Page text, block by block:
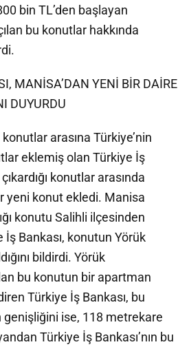
bin TL’den başlayan
bu konutlar hakkında
MANİSA’DAN YENİ BİR DAİRE
DUYURDU
konutlar arasına Türkiye’nin
eklemiş olan Türkiye İş
konutlar arasında
yeni konut ekledi. Manisa
konutu Salihli ilçesinden
İş Bankası, konutun Yörük
bildirdi. Yörük
bu konutun bir apartman
Türkiye İş Bankası, bu
ise, 118 metrekare
Türkiye İş Bankası’nın bu